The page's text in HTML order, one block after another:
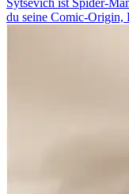
du seine Comic-Origin,